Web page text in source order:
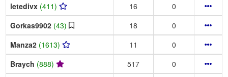
letedivx (411) 16
0
Gorkas9902 (43) 18
0
Manza2 (1613) 11
0
Braych (888) 517
0